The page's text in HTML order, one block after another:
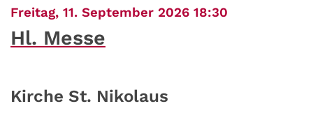
Freitag, 11. September 2026 18:30
Hl. Messe
Kirche St. Nikolaus